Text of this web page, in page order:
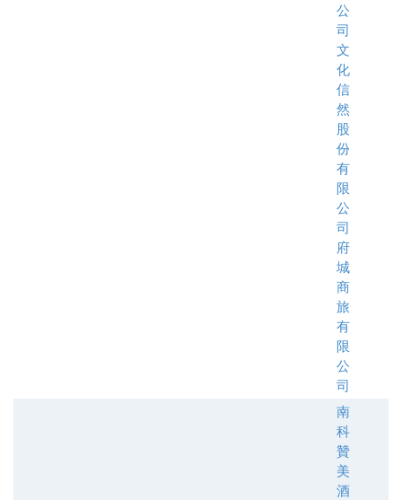
公
司
文
化
信
然
股
份
有
限
公
司
府
城
商
旅
有
限
公
司
南
科
贊
美
酒